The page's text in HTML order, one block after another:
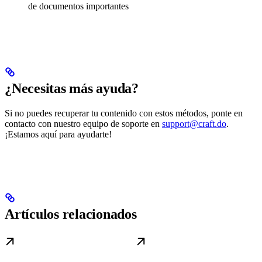
de documentos importantes
¿Necesitas más ayuda?
Si no puedes recuperar tu contenido con estos métodos, ponte en
contacto con nuestro equipo de soporte en support@craft.do.
¡Estamos aquí para ayudarte!
Artículos relacionados